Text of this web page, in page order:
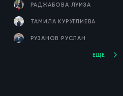
РАДЖАБОВА ЛУИЗА
ТАМИЛА КУРУГЛИЕВА
РУЗАНОВ РУСЛАН
ЕЩЁ